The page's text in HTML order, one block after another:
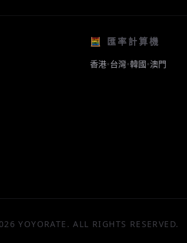
🧮 匯率計算機
香港•台灣•韓國•澳門
YOYORATE. ALL RIGHTS RESERVED.